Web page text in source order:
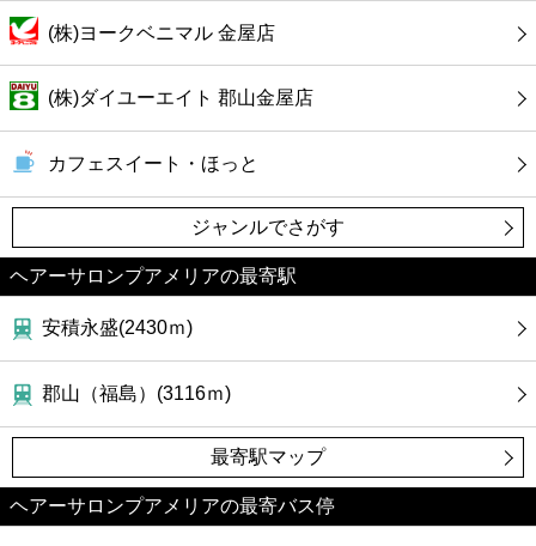
銀行
公共
病院
(株)ヨークベニマル 金屋店
(株)ダイユーエイト 郡山金屋店
カフェスイート・ほっと
ジャンルでさがす
ヘアーサロンプアメリアの最寄駅
安積永盛(2430ｍ)
郡山（福島）(3116ｍ)
最寄駅マップ
ヘアーサロンプアメリアの最寄バス停